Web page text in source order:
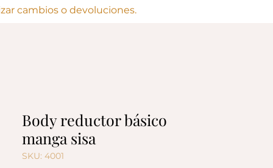
cambios o devoluciones.
Body reductor básico
manga sisa
SKU: 4001